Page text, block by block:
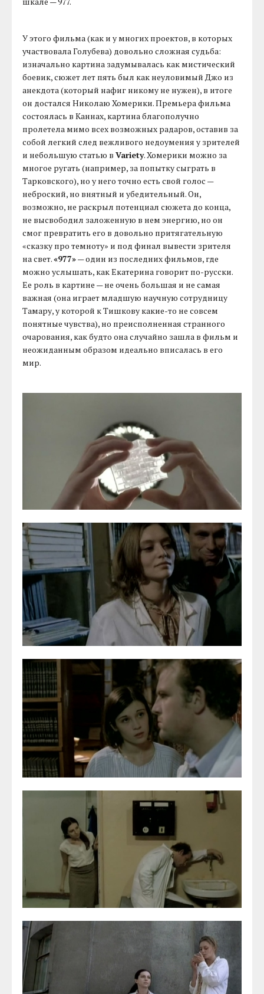
У этого фильма (как и у многих проектов, в которых
участвовала Голубева) довольно сложная судьба:
изначально картина задумывалась как мистический
боевик, сюжет лет пять был как неуловимый Джо из
анекдота (который нафиг никому не нужен), в итоге
он достался Николаю Хомерики. Премьера фильма
состоялась в Каннах, картина благополучно
пролетела мимо всех возможных радаров, оставив за
собой легкий след вежливого недоумения у зрителей
и небольшую статью вVariety. Хомерики можно за
многое ругать (например, за попытку сыграть в
Тарковского), но у него точно есть свой голос —
неброский, но внятный и убедительный. Он,
возможно, не раскрыл потенциал сюжета до конца,
не высвободил заложенную в нем энергию, но он
смог превратить его в довольно притягательную
«сказку про темноту» и под финал вывести зрителя
на свет.«977»— один из последних фильмов, где
можно услышать, как Екатерина говорит по-русски.
Ее роль в картине — не очень большая и не самая
важная (она играет младшую научную сотрудницу
Тамару, у которой к Тишкову какие-то не совсем
понятные чувства), но преисполненная странного
очарования, как будто она случайно зашла в фильм и
неожиданным образом идеально вписалась в его
мир.